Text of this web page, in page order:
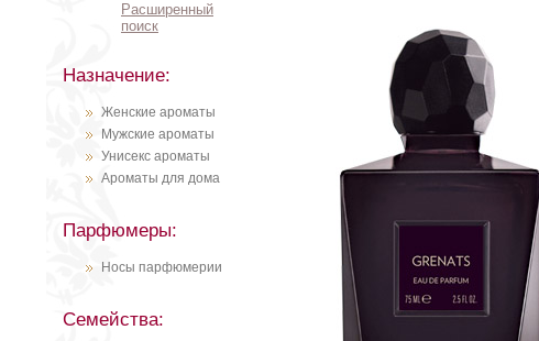
Расширенный
поиск
Назначение:
Женские ароматы
Мужские ароматы
Унисекс ароматы
Ароматы для дома
Парфюмеры:
Носы парфюмерии
Семейства: